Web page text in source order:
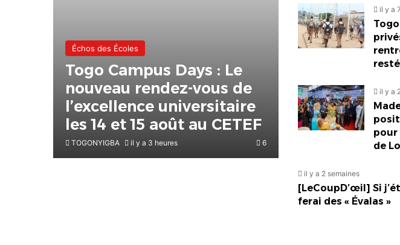
Échos des Écoles
Togo Campus Days : Le
nouveau rendez-vous de
l’excellence universitaire
les 14 et 15 août au CETEF
TOGONYIGBA il y a 3 heures 6
il y a
il y a
pour
de
il y a 2 semaines
[LeCoupD’œil] Si
ferai des « Évalas »